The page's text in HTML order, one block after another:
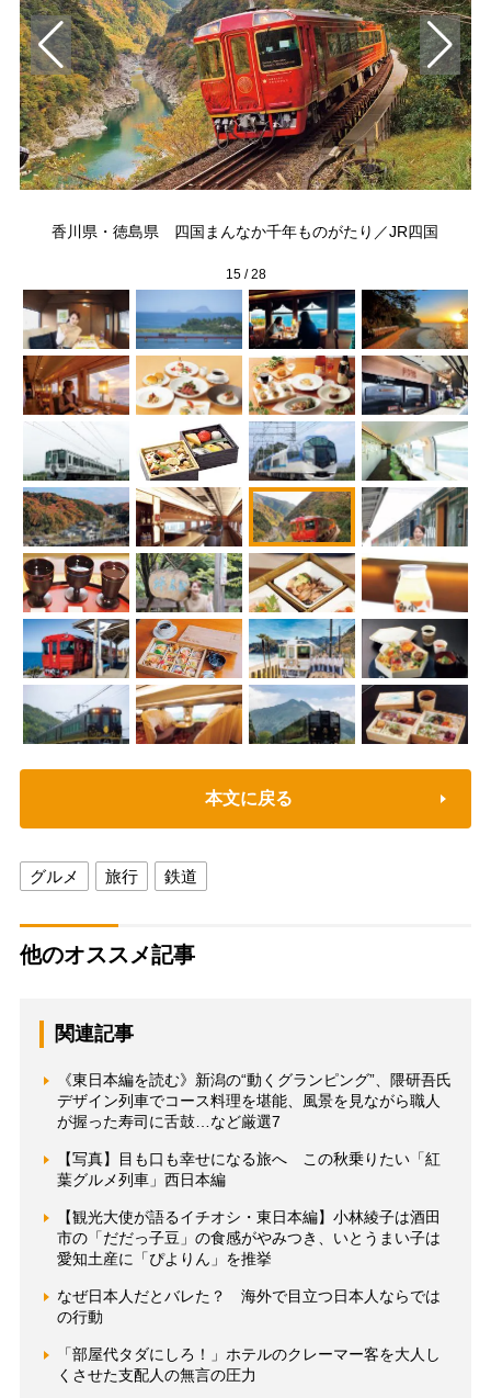
香川県・徳島県 四国まんなか千年ものがたり／JR四国
15/28
本文に戻る
グルメ 旅行 鉄道
他のオススメ記事
関連記事
《東日本編を読む》新潟の“動くグランピング”、隈研吾氏
デザイン列車でコース料理を堪能、風景を見ながら職人
が握った寿司に舌鼓…など厳選7
【写真】目も口も幸せになる旅へ この秋乗りたい「紅
葉グルメ列車」西日本編
【観光大使が語るイチオシ・東日本編】小林綾子は酒田
市の「だだっ子豆」の食感がやみつき、いとうまい子は
愛知土産に「ぴよりん」を推挙
なぜ日本人だとバレた？ 海外で目立つ日本人ならでは
の行動
「部屋代タダにしろ！」ホテルのクレーマー客を大人し
くさせた支配人の無言の圧力